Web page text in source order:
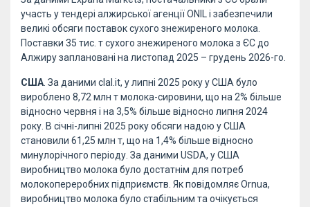
участь у тендері алжирської агенції ONIL і забезпечили
великі обсяги поставок сухого знежиреного молока.
Поставки 35 тис. т сухого знежиреного молока з ЄС до
Алжиру заплановані на листопад 2025 – грудень 2026-го.
США . За даними clal.it, у липні 2025 року у США було
вироблено 8,72 млн т молока-сировини, що на 2% більше
відносно червня і на 3,5% більше відносно липня 2024
року. В січні-липні 2025 року обсяги надою у США
становили 61,25 млн т, що на 1,4% більше відносно
минулорічного періоду. За даними USDA, у США
виробництво молока було достатнім для потреб
молокопереробних підприємств. Як повідомляє Ornua,
виробництво молока було стабільним та очікується